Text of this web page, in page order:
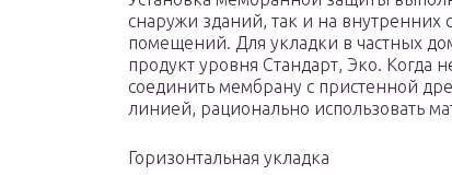
снаружи зданий, так и на внутренних
помещений. Для укладки в частных
продукт уровня Стандарт, Эко. Когда
соединить мембрану с пристенной
линией, рационально использовать
Горизонтальная укладка